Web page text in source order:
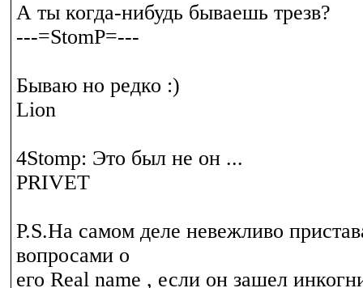
А ты когда-нибудь бываешь трезв?
---=StomP=---
Бываю но редко :)
Lion
4Stomp: Это был не он ...
PRIVET
P.S.На самом деле невежливо
вопросами о
его Real name , если он зашел